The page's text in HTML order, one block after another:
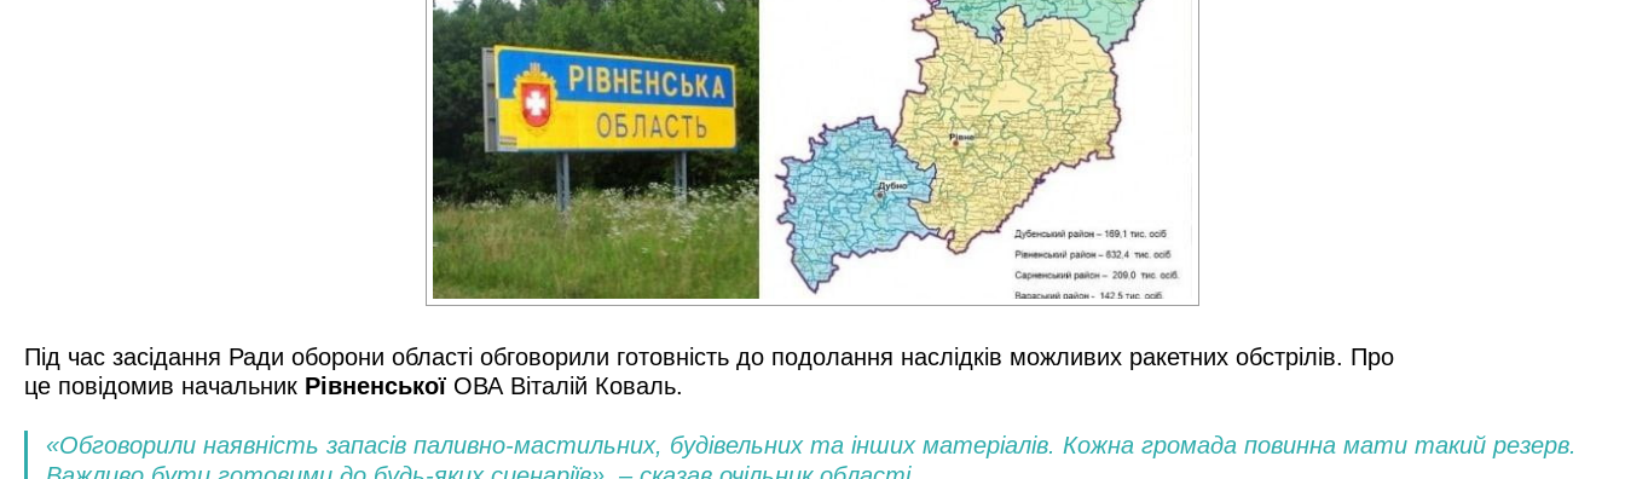
Під час засідання Ради оборони області обговорили готовність до подолання наслідків можливих ракетних обстрілів. Про
це повідомив начальник Рівненської ОВА Віталій Коваль.
«Обговорили наявність запасів паливно-мастильних, будівельних та інших матеріалів. Кожна громада повинна мати такий резерв.